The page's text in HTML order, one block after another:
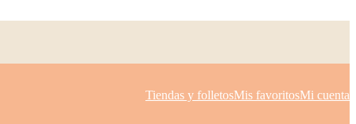
Tiendas y folletosMis favoritosMi cuenta